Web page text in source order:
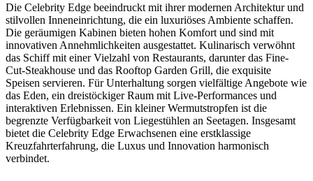
Die Celebrity Edge beeindruckt mit ihrer modernen Architektur und
stilvollen Inneneinrichtung, die ein luxuriöses Ambiente schaffen.
Die geräumigen Kabinen bieten hohen Komfort und sind mit
innovativen Annehmlichkeiten ausgestattet. Kulinarisch verwöhnt
das Schiff mit einer Vielzahl von Restaurants, darunter das Fine-
Cut-Steakhouse und das Rooftop Garden Grill, die exquisite
Speisen servieren. Für Unterhaltung sorgen vielfältige Angebote wie
das Eden, ein dreistöckiger Raum mit Live-Performances und
interaktiven Erlebnissen. Ein kleiner Wermutstropfen ist die
begrenzte Verfügbarkeit von Liegestühlen an Seetagen. Insgesamt
bietet die Celebrity Edge Erwachsenen eine erstklassige
Kreuzfahrterfahrung, die Luxus und Innovation harmonisch
verbindet.